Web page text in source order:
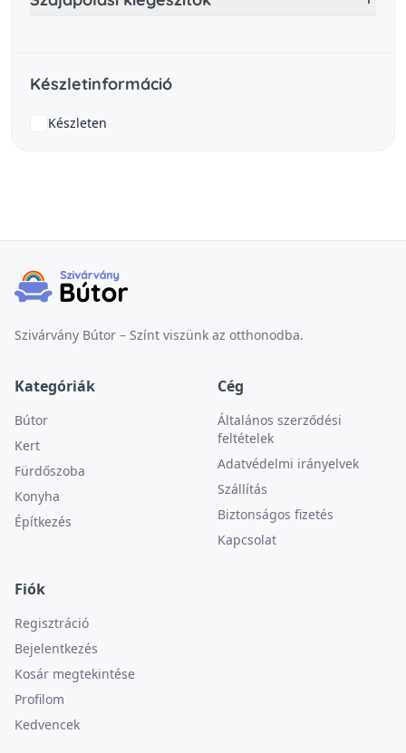
Készletinformáció
Készleten
Szivárvány Bútor – Színt viszünk az otthonodba.
Kategóriák
Bútor
Kert
Fürdőszoba
Konyha
Építkezés
Cég
Általános szerződési
feltételek
Adatvédelmi irányelvek
Szállítás
Biztonságos fizetés
Kapcsolat
Fiók
Regisztráció
Bejelentkezés
Kosár megtekintése
Profilom
Kedvencek